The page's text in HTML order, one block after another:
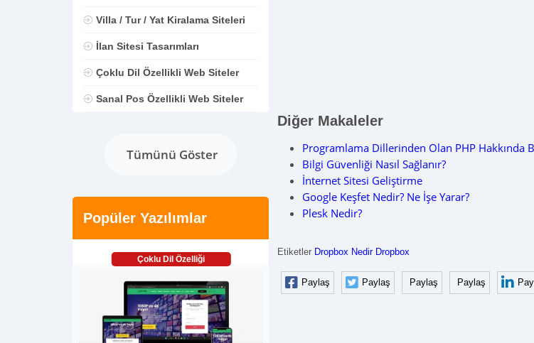
Villa / Tur / Yat Kiralama Siteleri
İlan Sitesi Tasarımları
Çoklu Dil Özellikli Web Siteler
Sanal Pos Özellikli Web Siteler
Tümünü Göster
Popüler Yazılımlar
Çoklu Dil Özelliği
Diğer Makaleler
Programlama Dillerinden Olan PHP Hakkında
Bilgi Güvenliği Nasıl Sağlanır?
İnternet Sitesi Geliştirme
Google Keşfet Nedir? Ne İşe Yarar?
Plesk Nedir?
Etiketler Dropbox Nedir Dropbox
Paylaş Paylaş Paylaş Paylaş